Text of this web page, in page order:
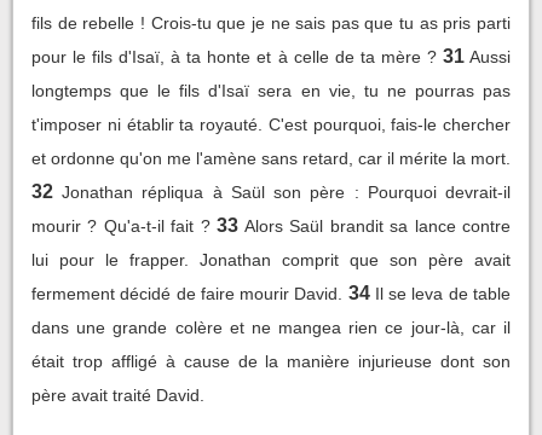
fils de rebelle ! Crois-tu que je ne sais pas que tu as pris parti
pour le fils d'Isaï, à ta honte et à celle de ta mère ? 31 Aussi
longtemps que le fils d'Isaï sera en vie, tu ne pourras pas
t'imposer ni établir ta royauté. C'est pourquoi, fais-le chercher
et ordonne qu'on me l'amène sans retard, car il mérite la mort.
32 Jonathan répliqua à Saül son père : Pourquoi devrait-il
mourir ? Qu'a-t-il fait ? 33 Alors Saül brandit sa lance contre
lui pour le frapper. Jonathan comprit que son père avait
fermement décidé de faire mourir David.
34 Il se leva de table
dans une grande colère et ne mangea rien ce jour-là, car il
était trop affligé à cause de la manière injurieuse dont son
père avait traité David.